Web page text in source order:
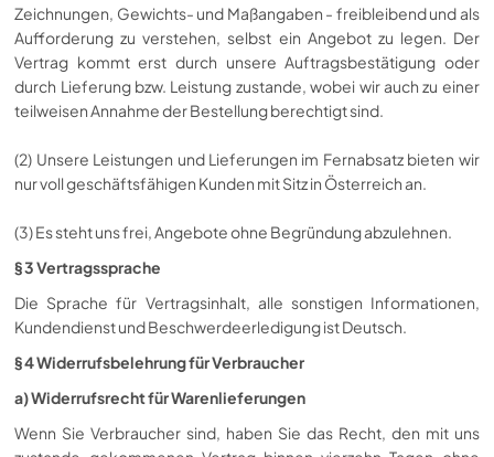
Zeichnungen, Gewichts- und Maßangaben - freibleibend und als
Aufforderung zu verstehen, selbst ein Angebot zu legen. Der
Vertrag kommt erst durch unsere Auftragsbestätigung oder
durch Lieferung bzw. Leistung zustande, wobei wir auch zu einer
teilweisen Annahme der Bestellung berechtigt sind.
(2) Unsere Leistungen und Lieferungen im Fernabsatz bieten wir
nur voll geschäftsfähigen Kunden mit Sitz in Österreich an.
(3) Es steht uns frei, Angebote ohne Begründung abzulehnen.
§ 3 Vertragssprache
Die Sprache für Vertragsinhalt, alle sonstigen Informationen,
Kundendienst und Beschwerdeerledigung ist Deutsch.
§ 4 Widerrufsbelehrung für Verbraucher
a) Widerrufsrecht für Warenlieferungen
Wenn Sie Verbraucher sind, haben Sie das Recht, den mit uns